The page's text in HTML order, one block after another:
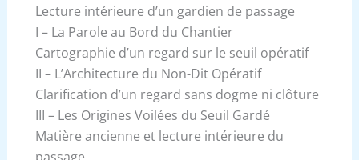
Lecture intérieure d’un gardien de passage
I – La Parole au Bord du Chantier
Cartographie d’un regard sur le seuil opératif
II – L’Architecture du Non-Dit Opératif
Clarification d’un regard sans dogme ni clôture
III – Les Origines Voilées du Seuil Gardé
Matière ancienne et lecture intérieure du